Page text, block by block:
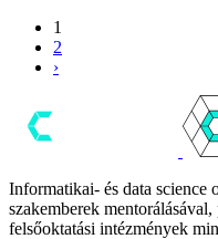
1
2
›
Informatikai- és data science
szakemberek
felsőoktatási intézmények